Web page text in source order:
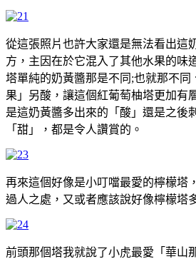
從這張照片也許大家還是無法看出這
方，主因在於它混入了其他水果的味
塔單純的奶黃醬那是不同;也就那不同
果」另酸，讓這個紅葡萄柚塔更加有
是這奶黃醬多出來的「酸」還是之後
「甜」，都是令人讚賞的。
再來這個好像是小叮噹最愛的檸檬塔
過人之處，又或者應該說好像檸檬塔
前頭那個塔我就說了小虎最愛「華山